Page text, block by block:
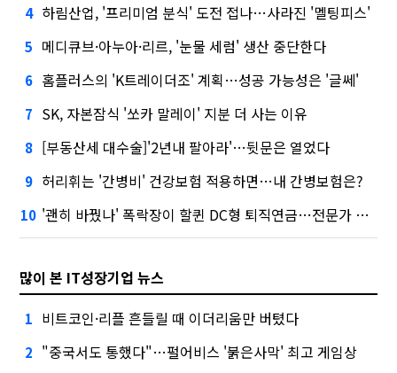
4 하림산업, '프리미엄 분식' 도전 접나…사라진 '멜팅피스'
5 메디큐브·아누아·리르, '눈물 세럼' 생산 중단한다
6 홈플러스의 'K트레이더조' 계획…성공 가능성은 '글쎄'
7 SK, 자본잠식 '쏘카 말레이' 지분 더 사는 이유
8 [부동산세 대수술]'2년내 팔아라'…뒷문은 열었다
9 허리휘는 '간병비' 건강보험 적용하면…내 간병보험은?
10 '괜히 바꿨나' 폭락장이 할퀸 DC형 퇴직연금…전문가 조언은
많이 본 IT성장기업 뉴스
1 비트코인·리플 흔들릴 때 이더리움만 버텼다
2 "중국서도 통했다"…펄어비스 '붉은사막' 최고 게임상